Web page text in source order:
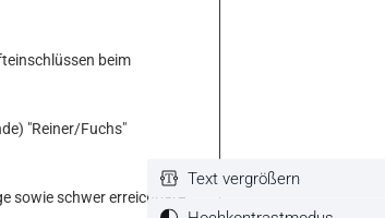
beim
"Reiner/Fuchs"
sowie schwer erreichbare
Text vergrößern